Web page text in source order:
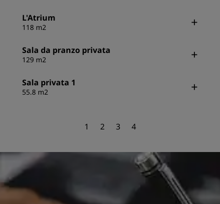
L'Atrium
118 m2
Sala da pranzo privata
129 m2
Sala privata 1
55.8 m2
1 2 3 4